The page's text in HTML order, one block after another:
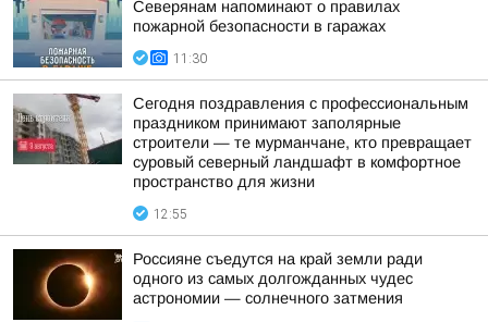
Северянам напоминают о правилах
пожарной безопасности в гаражах
11:30
Сегодня поздравления с профессиональным
праздником принимают заполярные
строители — те мурманчане, кто превращает
суровый северный ландшафт в комфортное
пространство для жизни
12:55
Россияне съедутся на край земли ради
одного из самых долгожданных чудес
астрономии — солнечного затмения